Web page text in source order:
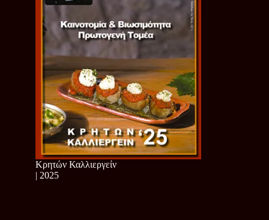
Κρητών Καλλιεργείν
| 2025